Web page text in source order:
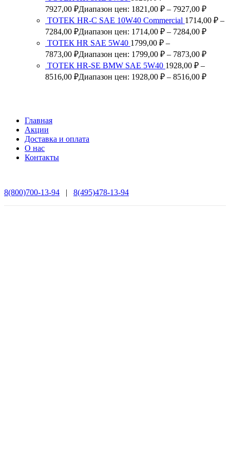
7927,00 ₽Диапазон цен: 1821,00 ₽ – 7927,00 ₽
TOTEK HR-C SAE 10W40 Commercial 1714,00 ₽ –
7284,00 ₽Диапазон цен: 1714,00 ₽ – 7284,00 ₽
ТОТЕК HR SAE 5W40 1799,00 ₽ –
7873,00 ₽Диапазон цен: 1799,00 ₽ – 7873,00 ₽
ТОТЕК HR-SE BMW SAE 5W40 1928,00 ₽ –
8516,00 ₽Диапазон цен: 1928,00 ₽ – 8516,00 ₽
Главная
Акции
Доставка и оплата
О нас
Контакты
8(800)700-13-94 | 8(495)478-13-94